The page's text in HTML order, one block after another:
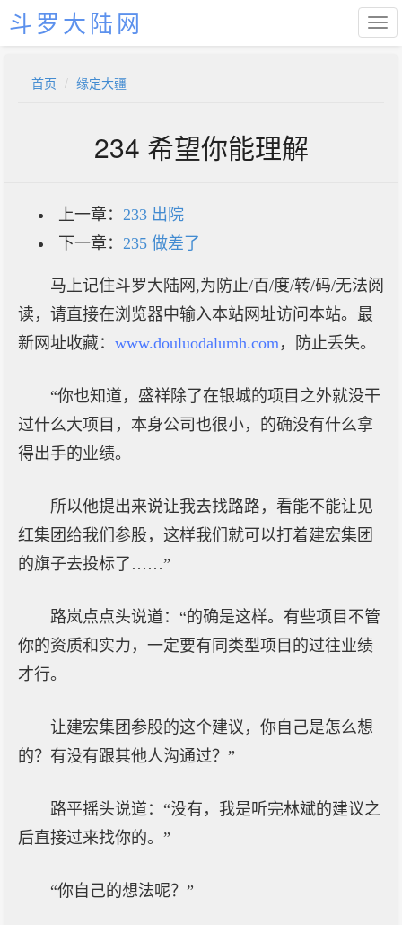
斗罗大陆网
首页 缘定大疆
234 希望你能理解
上一章： 233 出院
下一章： 235 做差了
马上记住斗罗大陆网,为防止/百/度/转/码/无法阅
读，请直接在浏览器中输入本站网址访问本站。最
新网址收藏： www.douluodalumh.com，防止丢失。
“你也知道，盛祥除了在银城的项目之外就没干
过什么大项目，本身公司也很小，的确没有什么拿
得出手的业绩。
所以他提出来说让我去找路路，看能不能让见
红集团给我们参股，这样我们就可以打着建宏集团
的旗子去投标了……”
路岚点点头说道：“的确是这样。有些项目不管
你的资质和实力，一定要有同类型项目的过往业绩
才行。
让建宏集团参股的这个建议，你自己是怎么想
的？有没有跟其他人沟通过？”
路平摇头说道：“没有，我是听完林斌的建议之
后直接过来找你的。”
“你自己的想法呢？”